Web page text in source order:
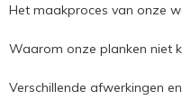
Het maakproces van onze
Waarom onze planken niet
Verschillende afwerkingen